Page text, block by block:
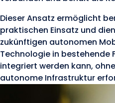
Dieser Ansatz ermöglicht
praktischen Einsatz und
zukünftigen autonomen
Technologie in bestehende
integriert werden kann,
autonome Infrastruktur